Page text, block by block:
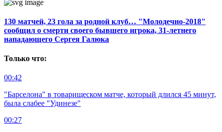
130 матчей, 23 гола за родной клуб… "Молодечно-2018"
сообщил о смерти своего бывшего игрока, 31-летнего
нападающего Сергея Галюка
Только что:
00:42
"Барселона" в товарищеском матче, который длился 45 минут,
была слабее "Удинезе"
00:27